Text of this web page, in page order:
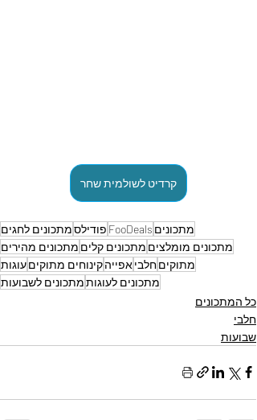
קרדיט לשולמית שחר
מתכונים FooDeals פודילסמתכונים לחגים
מתכונים מומלצים מתכונים קלים מתכונים מהירים
מתוקיםחלביאפייהקינוחים מתוקיםעוגות
מתכונים לעוגותמתכונים לשבועות
כל המתכונים
חלבי
שבועות